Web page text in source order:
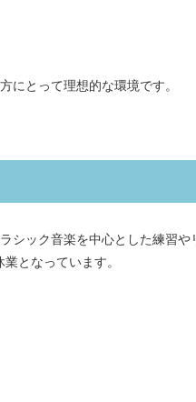
にとって理想的な環境です。
シック音楽を中心とした練習や
となっています。